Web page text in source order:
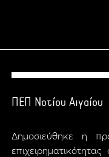
ΠΕΠ Νοτίου Αιγαίου
Δημοσιεύθηκε η